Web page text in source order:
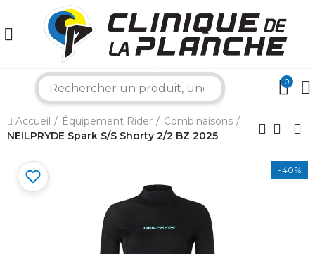
0
Accueil Équipement Rider
Combinaisons
NEILPRYDE Spark S/S Shorty 2/2 BZ 2025
-40%